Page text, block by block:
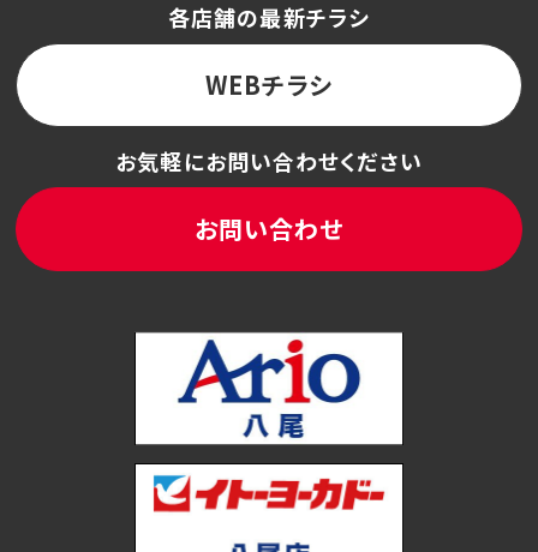
各店舗の最新チラシ
WEBチラシ
お気軽にお問い合わせください
お問い合わせ